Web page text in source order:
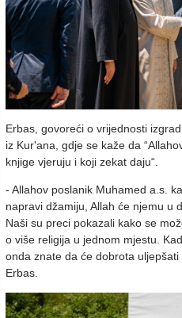
Erbas, govoreći o vrijednosti
iz Kur'ana, gdje se kaže da
knjige vjeruju i koji zekat daju“.
- Allahov poslanik Muhamed a.s.
napravi džamiju, Allah će njemu u
Naši su preci pokazali kako se
o više religija u jednom mjestu.
onda znate da će dobrota
Erbas.